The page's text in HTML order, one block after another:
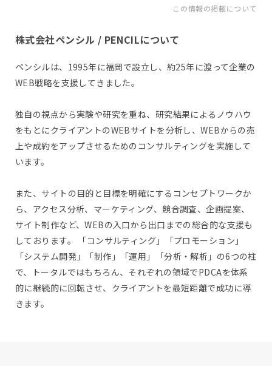
この情報の掲載について
株式会社ペンシル / PENCILについて
ペンシルは、1995年に福岡で設立し、約25年に渡って企業の
WEB戦略を支援してきました。
独自の視点から実験や研究を重ね、研究結果によるノウハウ
をもとにクライアントのWEBサイトを分析し、WEBからの売
上や成約をアップさせるためのコンサルティングを実施して
います。
また、サイトの目的と目標を明確にするコンセプトワークか
ら、アクセス分析、マーケティング、競合調査、企画提案、
サイト制作など、WEBの入口から出口までの総合的な支援も
しております。 「コンサルティング」「プロモーション」
「システム開発」「制作」「運用」「分析・解析」の6つの柱
で、トータルではもちろん、それぞれの領域でPDCAを体系
的に継続的に回転させ、クライアントを最短距離で成功に導
きます。